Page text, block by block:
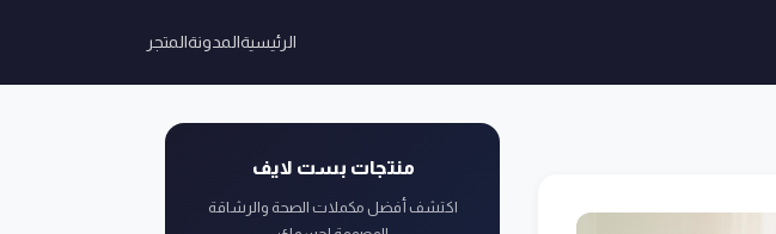
الرئيسيةالمدونةالمتجر
منتجات بست لايف
اكتشف أفضل مكملات الصحة والرشاقة